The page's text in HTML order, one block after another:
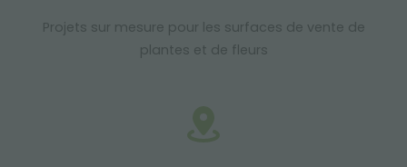
Projets sur mesure pour les surfaces de vente de
plantes et de fleurs